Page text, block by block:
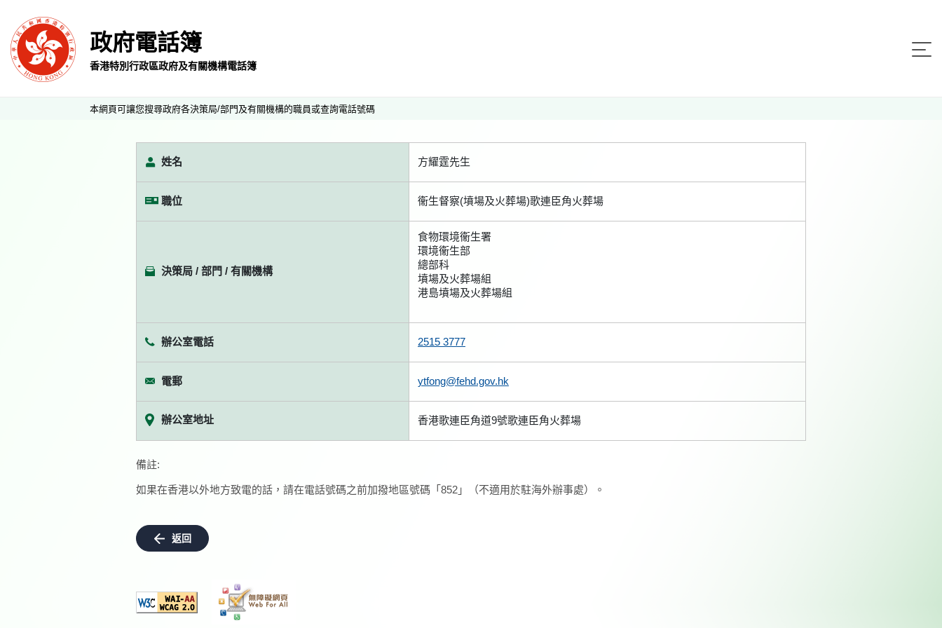
政府電話簿
香港特別行政區政府及有關機構電話簿
本網頁可讓您搜尋政府各決策局/部門及有關機構的職員或查詢電話號碼
姓名 方耀霆先生
職位 衞生督察(墳場及火葬場)歌連臣角火葬場
決策局 / 部門 / 有關機構
食物環境衞生署
環境衞生部
總部科
墳場及火葬場組
港島墳場及火葬場組
辦公室電話 2515 3777
電郵 ytfong@fehd.gov.hk
辦公室地址 香港歌連臣角道9號歌連臣角火葬場
備註:
如果在香港以外地方致電的話，請在電話號碼之前加撥地區號碼「852」（不適用於駐海外辦事處）。
返回